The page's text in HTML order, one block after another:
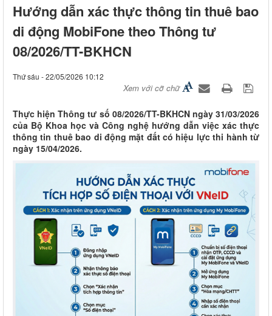
Hướng dẫn xác thực thông tin thuê bao
di động MobiFone theo Thông tư
08/2026/TT-BKHCN
Thứ sáu - 22/05/2026 10:12
Xem với cỡ chữ
Thực hiện Thông tư số 08/2026/TT-BKHCN ngày 31/03/2026
của Bộ Khoa học và Công nghệ hướng dẫn việc xác thực
thông tin thuê bao di động mặt đất có hiệu lực thi hành từ
ngày 15/04/2026.